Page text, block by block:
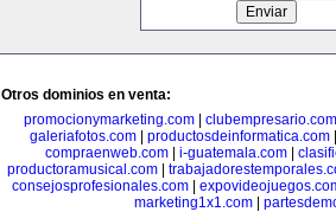
Otros dominios en venta:
promocionymarketing.com| clubempresario.com
galeriafotos.com
productosdeinformatica.com
compraenweb.com| i-guatemala.com|
productoramusical.com
consejosprofesionales.com|
marketing1x1.com